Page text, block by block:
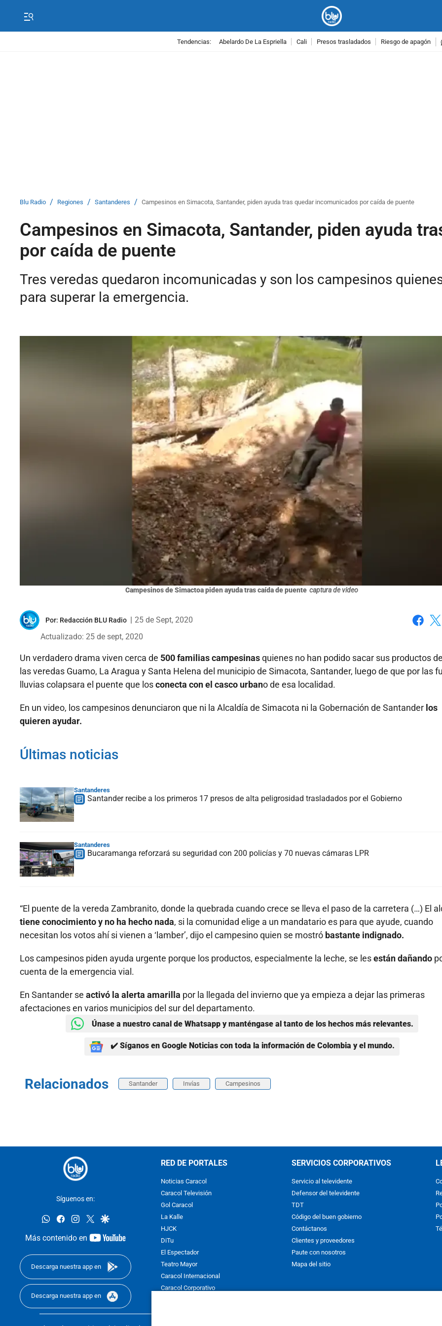
Tendencias: Abelardo De La Espriella Cali Presos trasladados Riesgo de apagón
Blu Radio / Regiones / Santanderes / Campesinos en Simacota, Santander, piden ayuda tras quedar incomunicados por caída de puente
Campesinos en Simacota, Santander, piden ayuda
por caída de puente
Tres veredas quedaron incomunicadas y son los campesinos
para superar la emergencia.
Campesinos de Simactoa piden ayuda tras caída de puente captura de video
Por: Redacción BLU Radio
25 de Sept, 2020
Actualizado: 25 de sept, 2020
Un verdadero drama viven cerca de 500 familias campesinasquienes no han podido sacar sus productos
las veredas Guamo, La Aragua y Santa Helena del municipio de Simacota, Santander, luego de que por las
lluvias colapsara el puente que losconecta con el casco urbano de esa localidad.
En un video, los campesinos denunciaron que ni la Alcaldía de Simacota ni la Gobernación de Santander los
quieren ayudar.
Últimas noticias
Santanderes
Santander recibe a los primeros 17 presos de alta peligrosidad trasladados por el Gobierno
Santanderes
Bucaramanga reforzará su seguridad con 200 policías y 70 nuevas cámaras LPR
“El puente de la vereda Zambranito, donde la quebrada cuando crece se lleva el paso de la carretera (…) El
tiene conocimiento y no ha hecho nada, si la comunidad elige a un mandatario es para que ayude, cuando
necesitan los votos ahí si vienen a ‘lamber’, dijo el campesino quien se mostró bastante indignado.
Los campesinos piden ayuda urgente porque los productos, especialmente la leche, se lesestán dañando
cuenta de la emergencia vial.
En Santander se activó la alerta amarilla por la llegada del invierno que ya empieza a dejar las primeras
afectaciones en varios municipios del sur del departamento.
Únase a nuestro canal de Whatsapp y manténgase al tanto de los hechos más relevantes.
✔️ Síganos en Google Noticias con toda la información de Colombia y el mundo.
Relacionados Santander Invías Campesinos
Síguenos en:
whatsappfacebookinstagram
twittergoogle
Más contenido en
youtube-
Descarga nuestra app en
Descarga nuestra app en
RED DE PORTALES
Noticias Caracol
Caracol Televisión
Gol Caracol
La Kalle
HJCK
DiTu
El Espectador
Teatro Mayor
Caracol Internacional
Caracol Corporativo
SERVICIOS CORPORATIVOS
Servicio al televidente
Defensor del televidente
TDT
Código del buen gobierno
Contáctanos
Clientes y proveedores
Paute con nosotros
Mapa del sitio